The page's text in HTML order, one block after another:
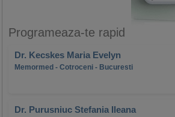
Programeaza-te rapid
Dr. Kecskes Maria Evelyn
Memormed - Cotroceni - Bucuresti
Dr. Purusniuc Stefania Ileana